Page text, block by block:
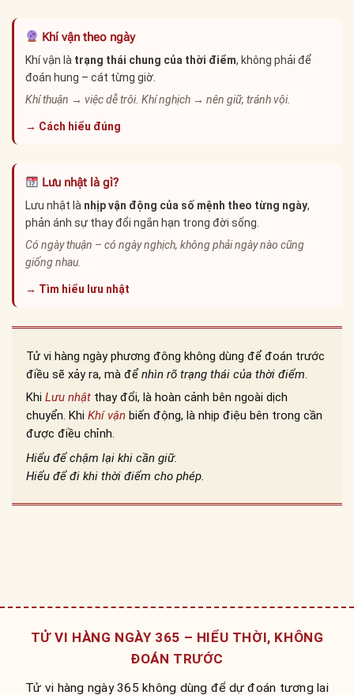
Khí vận theo ngày
Khí vận là trạng thái chung của thời điểm, không phải để
đoán hung – cát từng giờ.
Khí thuận → việc dễ trôi. Khí nghịch → nên giữ, tránh vội.
→ Cách hiểu đúng
Lưu nhật là gì?
Lưu nhật là nhịp vận động của số mệnh theo từng ngày,
phản ánh sự thay đổi ngắn hạn trong đời sống.
Có ngày thuận – có ngày nghịch, không phải ngày nào cũng
giống nhau.
→ Tìm hiểu lưu nhật
Tử vi hàng ngày phương đông không dùng để đoán trước
điều sẽ xảy ra, mà đểnhìn rõ trạng thái của thời điểm.
Khi Lưu nhật thay đổi, là hoàn cảnh bên ngoài dịch
chuyển. Khi Khí vận biến động, là nhịp điệu bên trong cần
được điều chỉnh.
Hiểu để chậm lại khi cần giữ.
Hiểu để đi khi thời điểm cho phép.
TỬ VI HÀNG NGÀY 365 – HIỂU THỜI, KHÔNG
ĐOÁN TRƯỚC
Tử vi hàng ngày 365 không dùng để dự đoán tương lai